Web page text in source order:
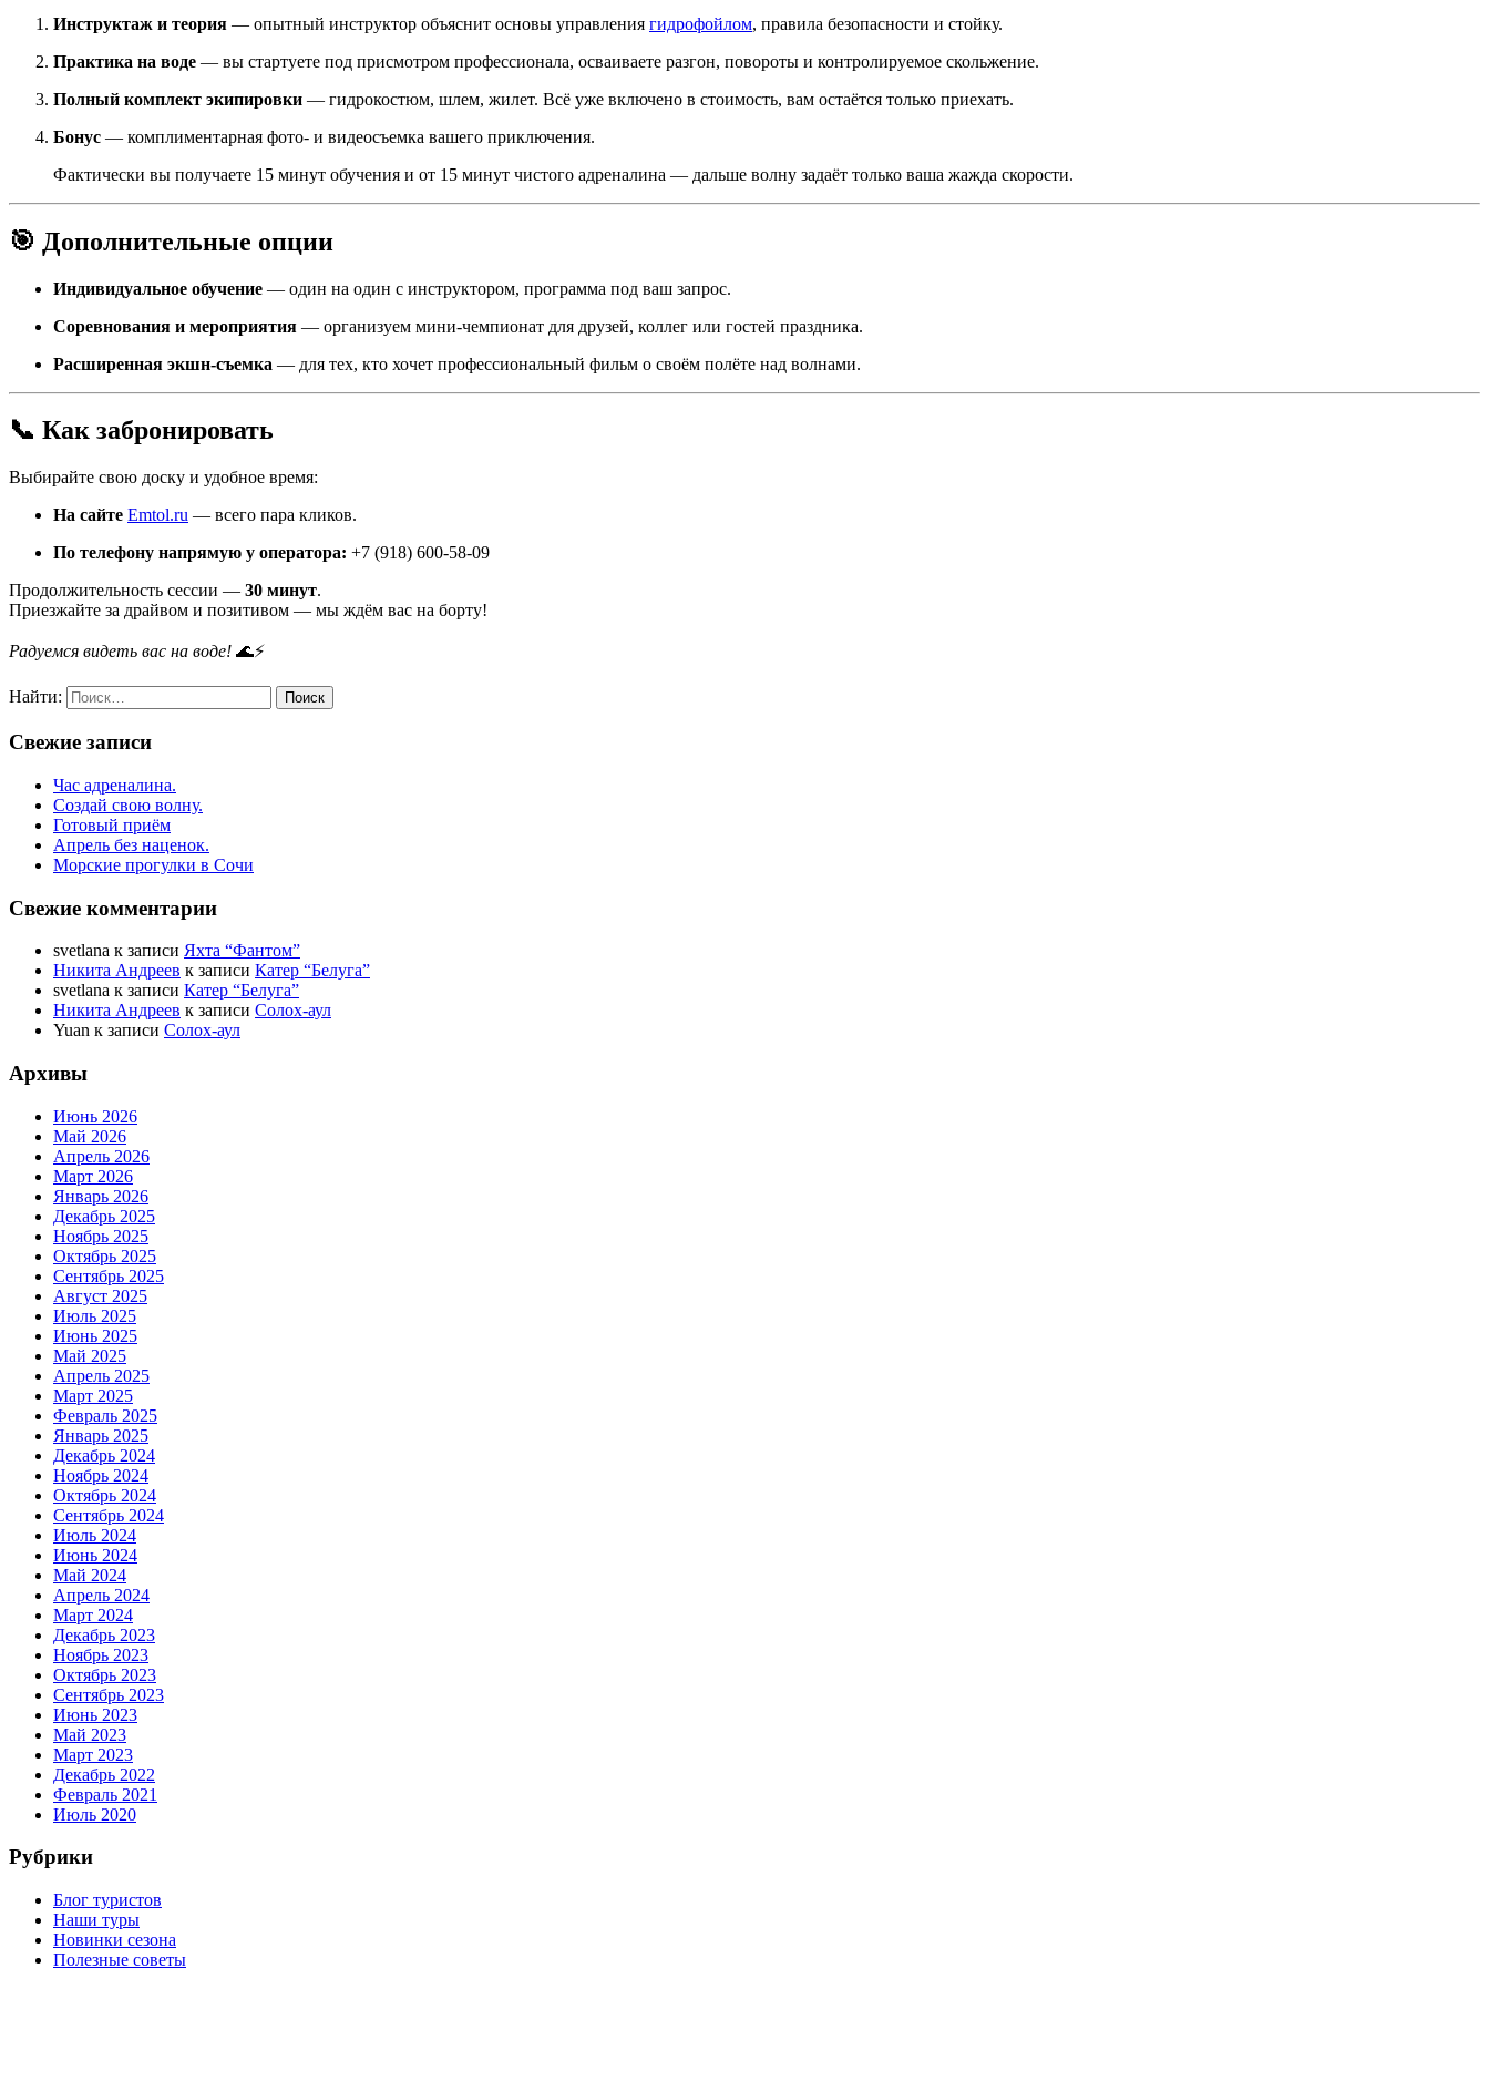
Инструктаж и теория — опытный инструктор объяснит основы управления гидрофойлом, правила безопасности и стойку.
Практика на воде — вы стартуете под присмотром профессионала, осваиваете разгон, повороты и контролируемое скольжение.
Полный комплект экипировки — гидрокостюм, шлем, жилет. Всё уже включено в стоимость, вам остаётся только приехать.
Бонус — комплиментарная фото- и видеосъемка вашего приключения.
Фактически вы получаете 15 минут обучения и от 15 минут чистого адреналина — дальше волну задаёт только ваша жажда скорости.
🎯 Дополнительные опции
Индивидуальное обучение — один на один с инструктором, программа под ваш запрос.
Соревнования и мероприятия — организуем мини-чемпионат для друзей, коллег или гостей праздника.
Расширенная экшн-съемка — для тех, кто хочет профессиональный фильм о своём полёте над волнами.
📞 Как забронировать
Выбирайте свою доску и удобное время:
На сайте Emtol.ru — всего пара кликов.
По телефону напрямую у оператора: +7 (918) 600-58-09
Продолжительность сессии — 30 минут.
Приезжайте за драйвом и позитивом — мы ждём вас на борту!
Радуемся видеть вас на воде! 🌊⚡
Найти:
Свежие записи
Час адреналина.
Создай свою волну.
Готовый приём
Апрель без наценок.
Морские прогулки в Сочи
Свежие комментарии
svetlana к записи Яхта “Фантом”
Никита Андреев к записи Катер “Белуга”
svetlana к записи Катер “Белуга”
Никита Андреев к записи Солох-аул
Yuan к записи Солох-аул
Архивы
Июнь 2026
Май 2026
Апрель 2026
Март 2026
Январь 2026
Декабрь 2025
Ноябрь 2025
Октябрь 2025
Сентябрь 2025
Август 2025
Июль 2025
Июнь 2025
Май 2025
Апрель 2025
Март 2025
Февраль 2025
Январь 2025
Декабрь 2024
Ноябрь 2024
Октябрь 2024
Сентябрь 2024
Июль 2024
Июнь 2024
Май 2024
Апрель 2024
Март 2024
Декабрь 2023
Ноябрь 2023
Октябрь 2023
Сентябрь 2023
Июнь 2023
Май 2023
Март 2023
Декабрь 2022
Февраль 2021
Июль 2020
Рубрики
Блог туристов
Наши туры
Новинки сезона
Полезные советы